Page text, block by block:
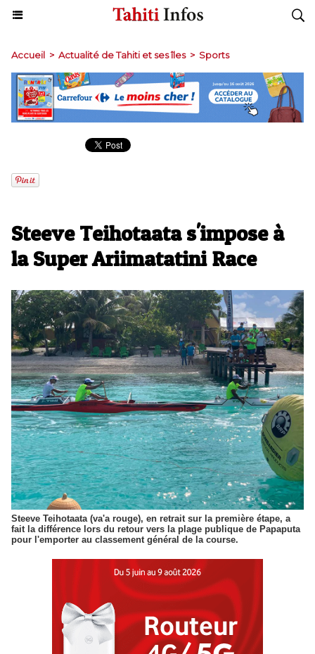
Accueil > Actualité de Tahiti et ses îles > Sports
Steeve Teihotaata s'impose à
la Super Ariimatatini Race
Steeve Teihotaata (va'a rouge), en retrait sur la première étape, a
fait la différence lors du retour vers la plage publique de Papaputa
pour l'emporter au classement général de la course.